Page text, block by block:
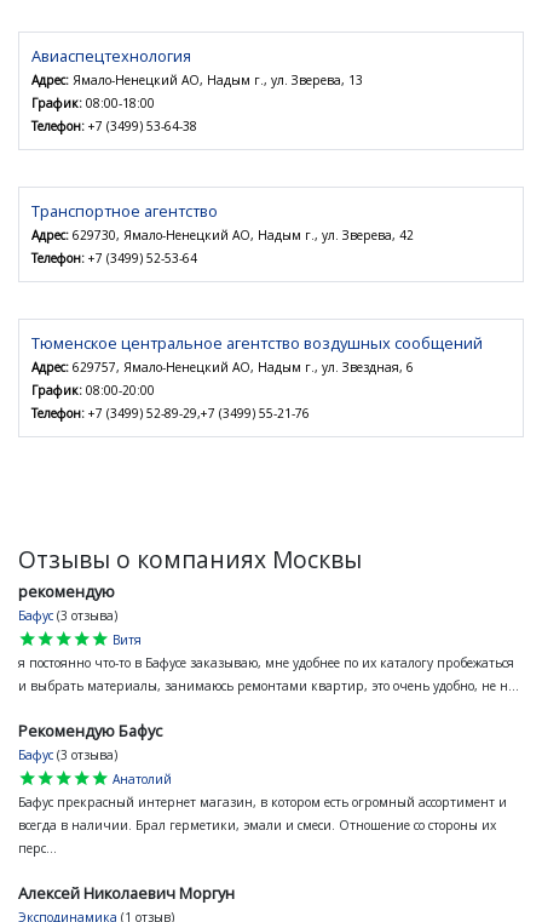
Авиаспецтехнология
Адрес: Ямало-Ненецкий АО, Надым г., ул. Зверева, 13
График: 08:00-18:00
Телефон: +7 (3499) 53-64-38
Транспортное агентство
Адрес: 629730, Ямало-Ненецкий АО, Надым г., ул. Зверева, 42
Телефон: +7 (3499) 52-53-64
Тюменское центральное агентство воздушных сообщений
Адрес: 629757, Ямало-Ненецкий АО, Надым г., ул. Звездная, 6
График: 08:00-20:00
Телефон: +7 (3499) 52-89-29,+7 (3499) 55-21-76
Отзывы о компаниях Москвы
рекомендую
Бафус (3 отзыва)
star
star
star
star
star
Витя
я постоянно что-то в Бафусе заказываю, мне удобнее по их каталогу пробежаться
и выбрать материалы, занимаюсь ремонтами квартир, это очень удобно, не н...
Рекомендую Бафус
Бафус (3 отзыва)
star
star
star
star
star
Анатолий
Бафус прекрасный интернет магазин, в котором есть огромный ассортимент и
всегда в наличии. Брал герметики, эмали и смеси. Отношение со стороны их
перс...
Алексей Николаевич Моргун
Эксподинамика (1 отзыв)